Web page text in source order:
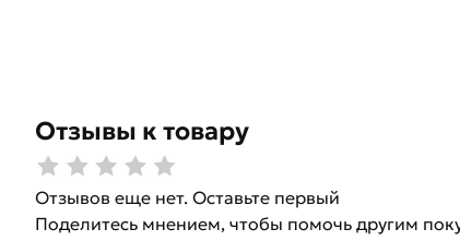
Отзывы к товару
Отзывов еще нет. Оставьте первый
Поделитесь мнением, чтобы помочь другим